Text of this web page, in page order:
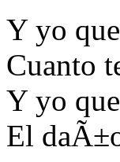
Y yo
Cuanto
Y yo
El